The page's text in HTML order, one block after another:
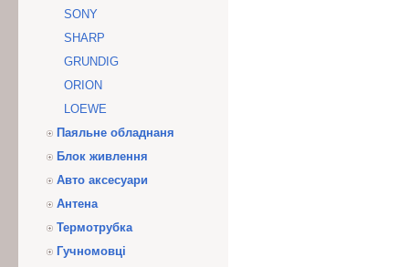
SONY
SHARP
GRUNDIG
ORION
LOEWE
Паяльне обладнаня
Блок живлення
Авто аксесуари
Антена
Термотрубка
Гучномовці